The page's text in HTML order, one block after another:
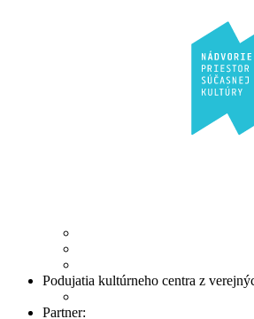
Podujatia kultúrneho centra z
Partner: